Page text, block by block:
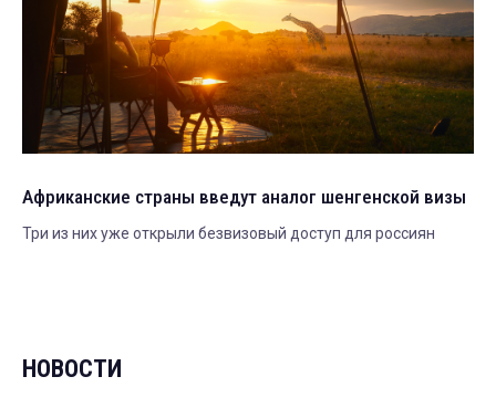
Африканские страны введут аналог шенгенской визы
Три из них уже открыли безвизовый доступ для россиян
НОВОСТИ